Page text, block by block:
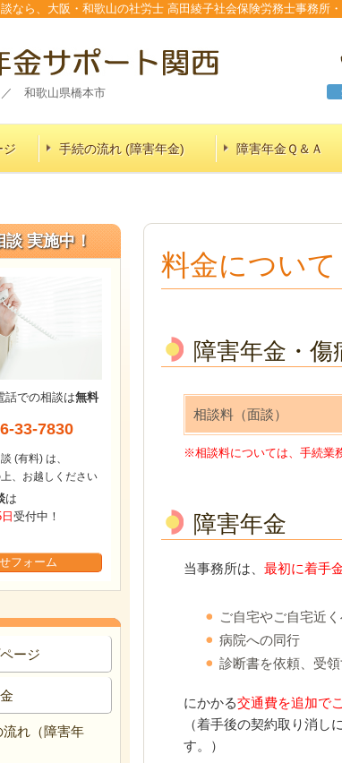
なら、大阪・和歌山の社労士 高田綾子社会保険労務士事務所
和歌山県橋本市
ジ 手続の流れ (障害年金) 障害年金Ｑ＆Ａ
料金について
障害年金・傷
相談料（面談）
※相談料については、手続業
障害年金
当事務所は、 最初に着手
ご自宅やご自宅近
病院への同行
診断書を依頼、受
にかかる交通費を追加で
（着手後の契約取り消し
す。）
談 実施中！
話での相談は無料
33-7830
(有料) は、
、お越しください
は
受付中！
フォーム
ージ
流れ（障害年